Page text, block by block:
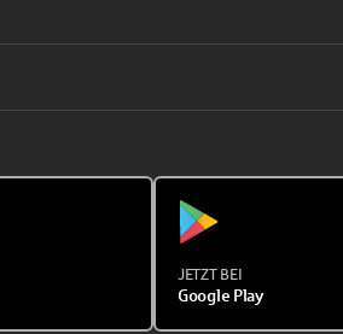
JETZT BEI
Google Play